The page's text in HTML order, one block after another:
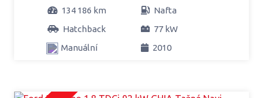
134 186 km
Nafta
Hatchback
77 kW
Manuální
2010